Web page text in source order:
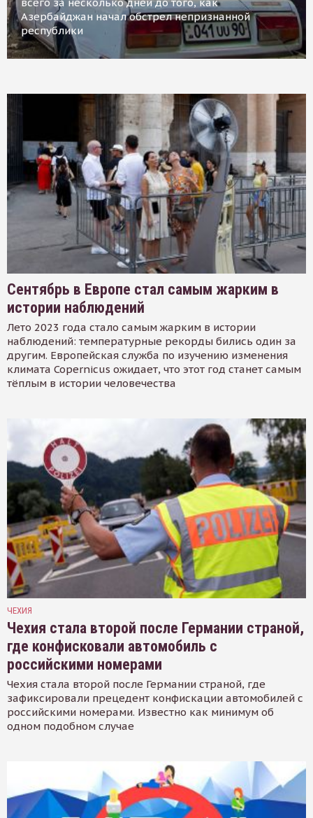
Азербайджан начал обстрел непризнанной
республики
Сентябрь в Европе стал самым жарким в
истории наблюдений
Лето 2023 года стало самым жарким в истории
наблюдений: температурные рекорды бились один за
другим. Европейская служба по изучению изменения
климата Copernicus ожидает, что этот год станет самым
тёплым в истории человечества
ЧЕХИЯ
Чехия стала второй после Германии страной,
где конфисковали автомобиль с
российскими номерами
Чехия стала второй после Германии страной, где
зафиксировали прецедент конфискации автомобилей с
российскими номерами. Известно как минимум об
одном подобном случае